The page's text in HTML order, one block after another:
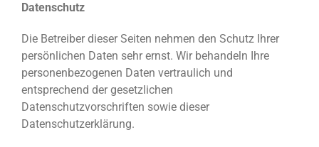
Datenschutz
Die Betreiber dieser Seiten nehmen den Schutz Ihrer
persönlichen Daten sehr ernst. Wir behandeln Ihre
personenbezogenen Daten vertraulich und
entsprechend der gesetzlichen
Datenschutzvorschriften sowie dieser
Datenschutzerklärung.